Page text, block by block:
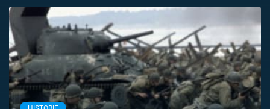
Témata
Pořady
TV Program